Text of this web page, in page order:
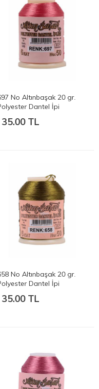
No Altınbaşak 20 gr.
Dantel İpi
35.00 TL
No Altınbaşak 20 gr.
Dantel İpi
35.00 TL